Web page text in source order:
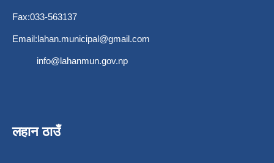
Fax:033-563137
Email:lahan.municipal@gmail.com
info@lahanmun.gov.np
लहान ठाउँ